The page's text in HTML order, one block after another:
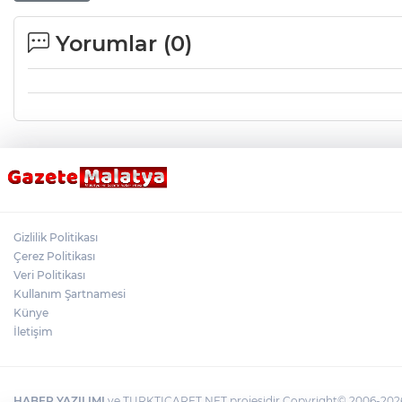
Yorumlar (0)
Gizlilik Politikası
Çerez Politikası
Veri Politikası
Kullanım Şartnamesi
Künye
İletişim